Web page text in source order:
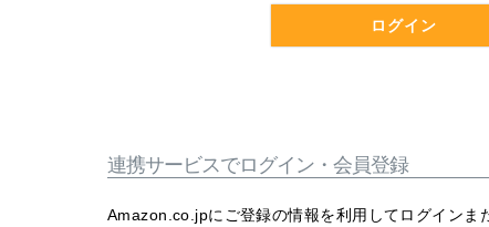
ログイン
連携サービスでログイン・会員登録
Amazon.co.jpにご登録の情報を利用してログインま